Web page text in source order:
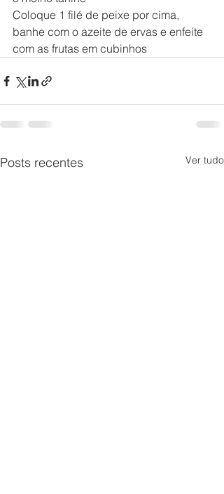
Coloque 1 filé de peixe por cima,
banhe com o azeite de ervas e enfeite
com as frutas em cubinhos
Posts recentes Ver tudo